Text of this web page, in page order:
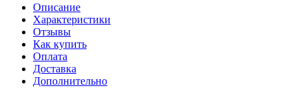
Описание
Характеристики
Отзывы
Как купить
Оплата
Доставка
Дополнительно